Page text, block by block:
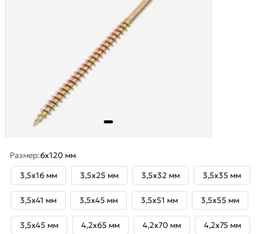
Размер:6х120 мм
3,5x16 мм
3,5x25 мм 3,5x32 мм 3,5x35 мм
3,5x41 мм 3,5x45 мм 3,5x51 мм 3,5x55 мм
3,5х45 мм 4,2x65 мм 4,2x70 мм 4,2x75 мм